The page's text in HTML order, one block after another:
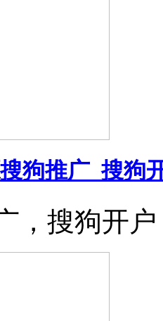
搜狗推广_搜狗
，搜狗开